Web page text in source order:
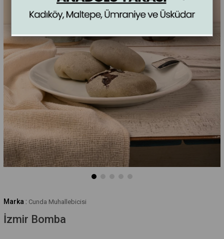
Marka : Cunda Muhallebicisi
İzmir Bomba